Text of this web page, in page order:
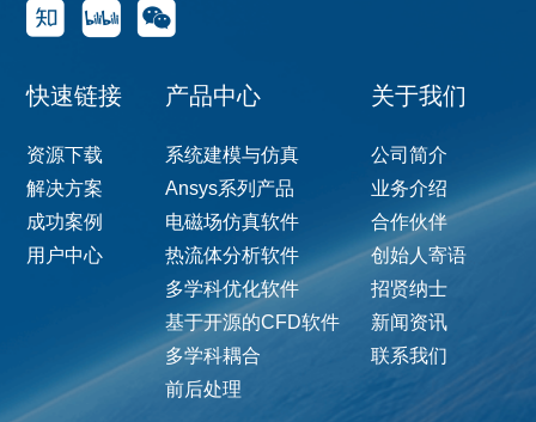
快速链接
资源下载
解决方案
成功案例
用户中心
产品中心
系统建模与仿真
Ansys系列产品
电磁场仿真软件
热流体分析软件
多学科优化软件
基于开源的CFD软件
多学科耦合
前后处理
关于我们
公司简介
业务介绍
合作伙伴
创始人寄语
招贤纳士
新闻资讯
联系我们